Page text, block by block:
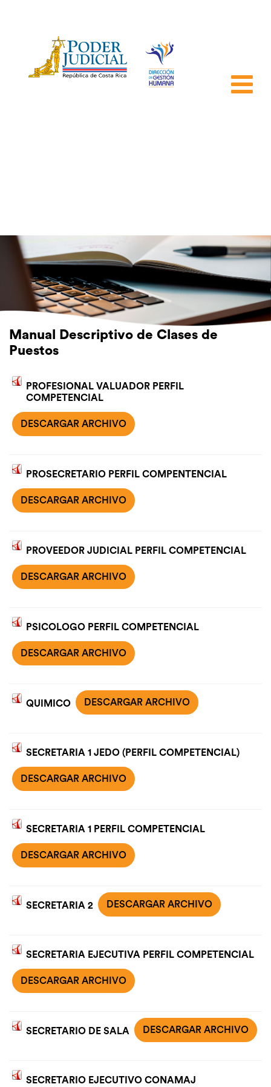
Manual Descriptivo de Clases de
Puestos
PROFESIONAL VALUADOR PERFIL
COMPETENCIAL
DESCARGAR ARCHIVO
PROSECRETARIO PERFIL COMPENTENCIAL
DESCARGAR ARCHIVO
PROVEEDOR JUDICIAL PERFIL COMPETENCIAL
DESCARGAR ARCHIVO
PSICOLOGO PERFIL COMPETENCIAL
DESCARGAR ARCHIVO
QUIMICO DESCARGAR ARCHIVO
SECRETARIA 1 JEDO (PERFIL COMPETENCIAL)
DESCARGAR ARCHIVO
SECRETARIA 1 PERFIL COMPETENCIAL
DESCARGAR ARCHIVO
SECRETARIA 2 DESCARGAR ARCHIVO
SECRETARIA EJECUTIVA PERFIL COMPETENCIAL
DESCARGAR ARCHIVO
SECRETARIO DE SALA DESCARGAR ARCHIVO
SECRETARIO EJECUTIVO CONAMAJ